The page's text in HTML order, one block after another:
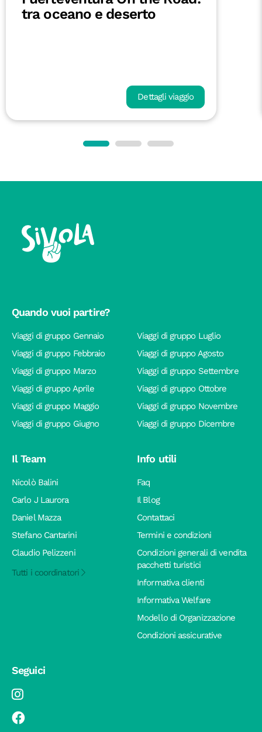
tra oceano e deserto
Dettagli viaggio
Quando vuoi partire?
Viaggi di gruppo Gennaio
Viaggi di gruppo Febbraio
Viaggi di gruppo Marzo
Viaggi di gruppo Aprile
Viaggi di gruppo Maggio
Viaggi di gruppo Giugno
Viaggi di gruppo Luglio
Viaggi di gruppo Agosto
Viaggi di gruppo Settembre
Viaggi di gruppo Ottobre
Viaggi di gruppo Novembre
Viaggi di gruppo Dicembre
Il Team
Nicolò Balini
Carlo J Laurora
Daniel Mazza
Stefano Cantarini
Claudio Pelizzeni
Tutti i coordinatori
Info utili
Faq
Il Blog
Contattaci
Termini e condizioni
Condizioni generali di vendita
pacchetti turistici
Informativa clienti
Informativa Welfare
Modello di Organizzazione
Condizioni assicurative
Seguici